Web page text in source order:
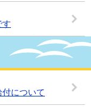
す
について